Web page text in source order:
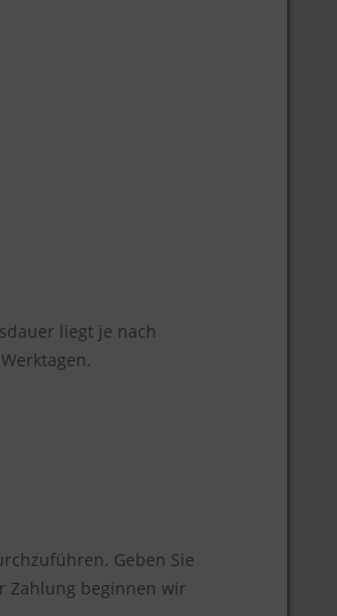
liegt je nach
Geben Sie
Zahlung beginnen wir